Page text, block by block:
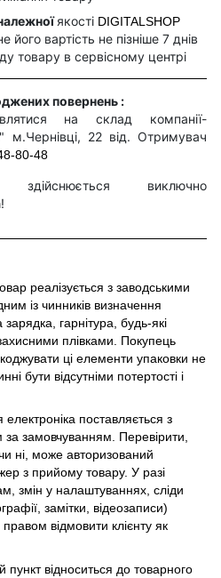
якості DIGITALSHOP
його вартість не пізніше 7 днів
товару в сервісному центрі
повернень :
на склад компанії-
м.Чернівці, 22 від. Отримувач
80-48
виключно
!
реалізується з заводськими
із чинників визначення
гарнітура, будь-які
плівками. Покупець
ці елементи упаковки не
бути відсутніми потертості і
електроніка поставляється з
замовчуванням. Перевірити,
ні, може авторизований
з прийому товару. У разі
змін у налаштуваннях, сліди
замітки, відеозаписи)
відмовити клієнту як
пункт відноситься до товарного